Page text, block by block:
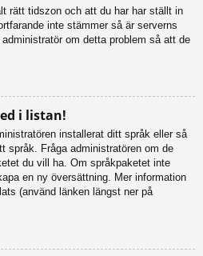
rätt tidszon och att du har har ställt in
inte stämmer så är serverns
om detta problem så att de
i listan!
installerat ditt språk eller så
språk. Fråga administratören om de
du vill ha. Om språkpaketet inte
en ny översättning. Mer information
(använd länken längst ner på